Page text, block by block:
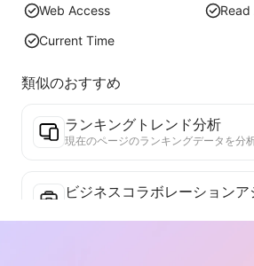
Web Access
Read
Current Time
類似のおすすめ
ランキングトレンド分析
ビジネスコラボレーションア